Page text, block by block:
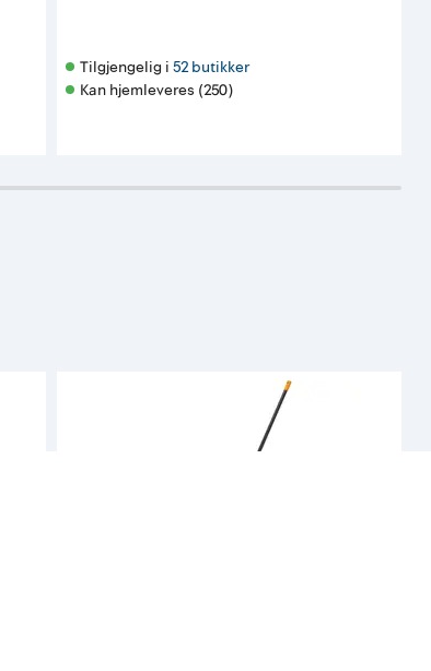
Tilgjengelig i 52 butikker
Kan hjemleveres (250)